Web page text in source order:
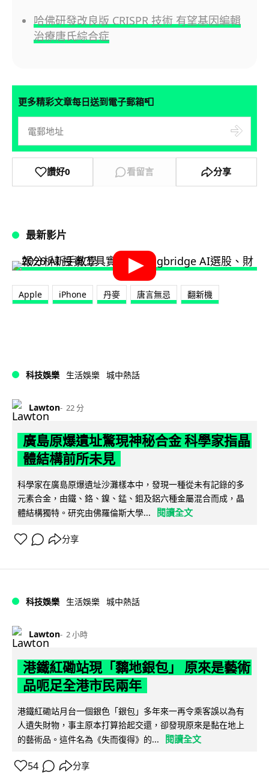
哈佛研發改良版 CRISPR 技術 有望基因編輯
治療唐氏綜合症
更多精彩文章每日送到電子郵箱📮
讚好0 看留言 分享
最新影片
Apple iPhone 丹麥 唐言無忌 翻新機
科技娛樂 生活娛樂 城中熱話
Lawton 22 分
廣島原爆遺址驚現神秘合金 科學家指晶
體結構前所未見
科學家在廣島原爆遺址沙灘樣本中，發現一種從未有記錄的多
元素合金，由鐵、鉻、鎳、錳、鉬及鋁六種金屬混合而成，晶
體結構獨特。研究由佛羅倫斯大學...
閱讀全文
分享
科技娛樂 生活娛樂 城中熱話
Lawton 2 小時
港鐵紅磡站現「黐地銀包」 原來是藝術
品呃足全港市民兩年
港鐵紅磡站月台一個銀色「銀包」多年來一再令乘客誤以為有
人遺失財物，事主原本打算拾起交還，卻發現原來是黏在地上
的藝術品。這件名為《失而復得》的...
閱讀全文
54 分享